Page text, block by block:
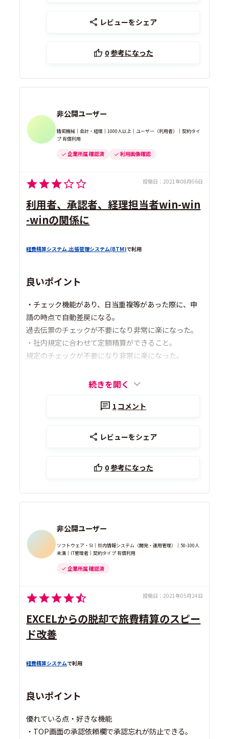
レビューをシェア
0参考になった
非公開ユーザー
精密機械｜会計・経理｜1000人以上｜ユーザー（利用者）｜契約タイ
プ 有償利用
企業所属 確認済 利用画像確認
投稿日： 2021年08月06日
利用者、承認者、経理担当者win-win
-winの関係に
経費精算システム ,出張管理システム(BTM)で利用
良いポイント
・チェック機能があり、日当重複等があった際に、申
請の時点で自動差戻になる。
過去伝票のチェックが不要になり非常に楽になった。
・社内規定に合わせて定額精算ができること。
規定のチェックが不要になり非常に楽になった。
続きを開く
1 コメント
レビューをシェア
0参考になった
非公開ユーザー
ソフトウェア・SI｜社内情報システム（開発・運用管理）｜50-100人
未満｜IT管理者｜契約タイプ 有償利用
企業所属 確認済
投稿日： 2021年05月24日
EXCELからの脱却で旅費精算のスピー
ド改善
経費精算システムで利用
良いポイント
優れている点・好きな機能
・TOP画面の承認依頼欄で承認忘れが防止できる。